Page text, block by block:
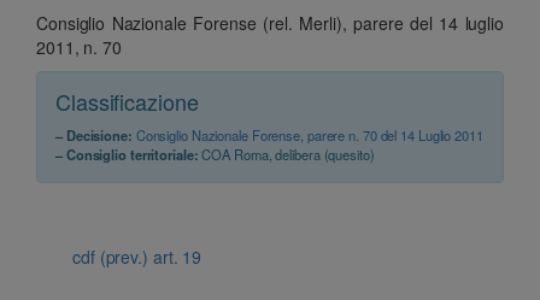
Consiglio Nazionale Forense (rel. Merli), parere del 14 luglio
2011, n. 70
Classificazione
– Decisione: Consiglio Nazionale Forense, parere n. 70 del 14 Luglio 2011
– Consiglio territoriale:COA Roma, delibera (quesito)
cdf (prev.) art. 19